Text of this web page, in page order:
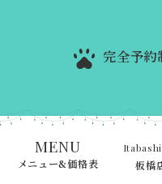
完全予約
MENU
メニュー&価格表
Itabashi
板橋